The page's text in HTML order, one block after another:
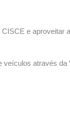
e aproveitar
através da